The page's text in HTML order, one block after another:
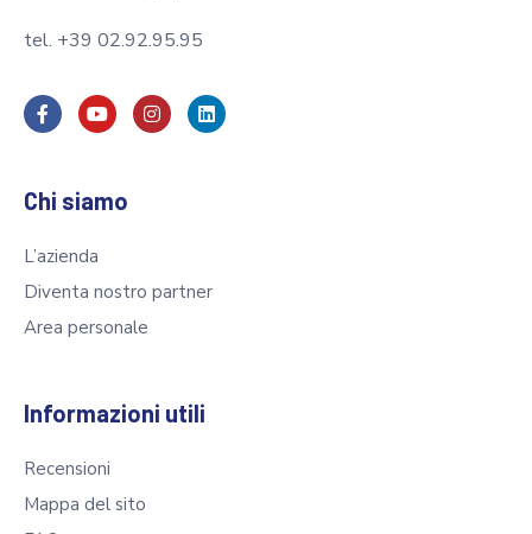
tel. +39 02.92.95.95
Chi siamo
L’azienda
Diventa nostro partner
Area personale
Informazioni utili
Recensioni
Mappa del sito